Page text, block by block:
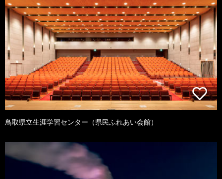
鳥取県立生涯学習センター（県民ふれあい会館）